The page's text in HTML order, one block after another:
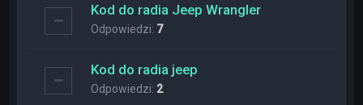
Kod do radia Jeep Wrangler
Odpowiedzi: 7
Kod do radia jeep
Odpowiedzi: 2